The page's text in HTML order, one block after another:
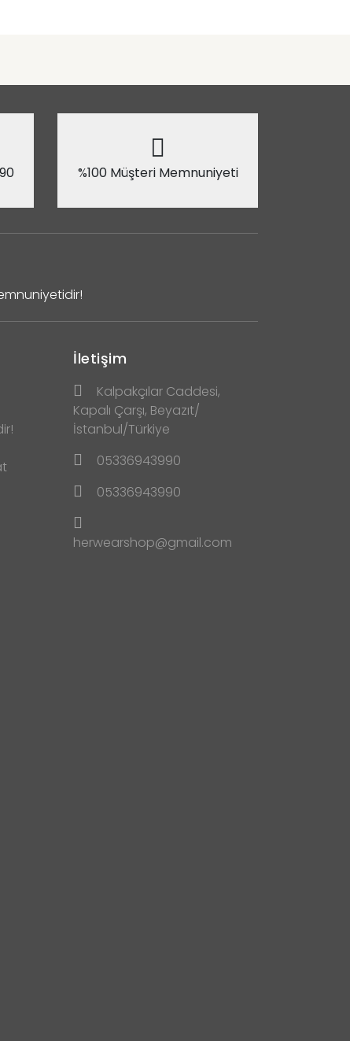
%100 Müşteri Memnuniyeti
İletişim
Kalpakçılar Caddesi,
Kapalı Çarşı, Beyazıt/
İstanbul/Türkiye
05336943990
05336943990
herwearshop@gmail.com